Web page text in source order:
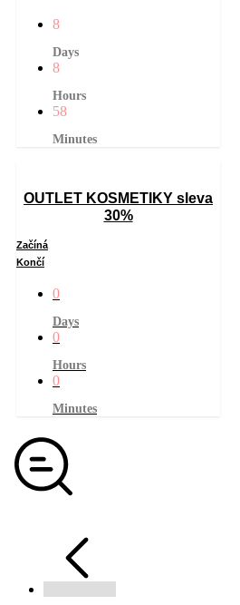
8
Days
8
Hours
58
Minutes
OUTLET KOSMETIKY sleva
30%
Začíná
Končí
0
Days
0
Hours
0
Minutes